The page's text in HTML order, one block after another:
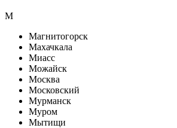
М
Магнитогорск
Махачкала
Миасс
Можайск
Москва
Московский
Мурманск
Муром
Мытищи